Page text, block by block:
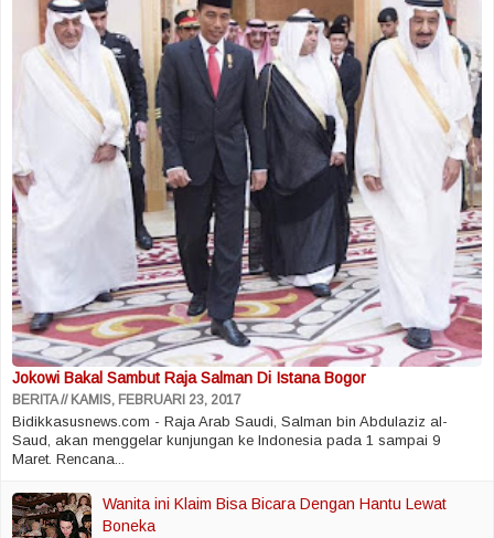
Jokowi Bakal Sambut Raja Salman Di Istana Bogor
BERITA KAMIS, FEBRUARI 23, 2017
Bidikkasusnews.com - Raja Arab Saudi, Salman bin Abdulaziz al-
Saud, akan menggelar kunjungan ke Indonesia pada 1 sampai 9
Maret. Rencana...
Wanita ini Klaim Bisa Bicara Dengan Hantu Lewat
Boneka